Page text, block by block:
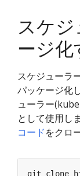
スケ
ージ化
スケジューラ
パッケージ化
ューラー
として使用し
コードをクロ